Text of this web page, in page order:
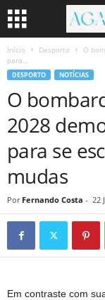
Início Desporto
O
para...
DESPORTO NOTÍCIAS
O
2028
para se
mudas
Por Fernando Costa - 22
Em contraste com